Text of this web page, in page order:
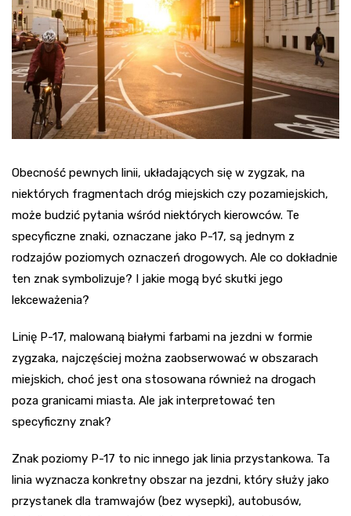
Obecność pewnych linii, układających się w zygzak, na
niektórych fragmentach dróg miejskich czy pozamiejskich,
może budzić pytania wśród niektórych kierowców. Te
specyficzne znaki, oznaczane jako P-17, są jednym z
rodzajów poziomych oznaczeń drogowych. Ale co dokładnie
ten znak symbolizuje? I jakie mogą być skutki jego
lekceważenia?
Linię P-17, malowaną białymi farbami na jezdni w formie
zygzaka, najczęściej można zaobserwować w obszarach
miejskich, choć jest ona stosowana również na drogach
poza granicami miasta. Ale jak interpretować ten
specyficzny znak?
Znak poziomy P-17 to nic innego jak linia przystankowa. Ta
linia wyznacza konkretny obszar na jezdni, który służy jako
przystanek dla tramwajów (bez wysepki), autobusów,